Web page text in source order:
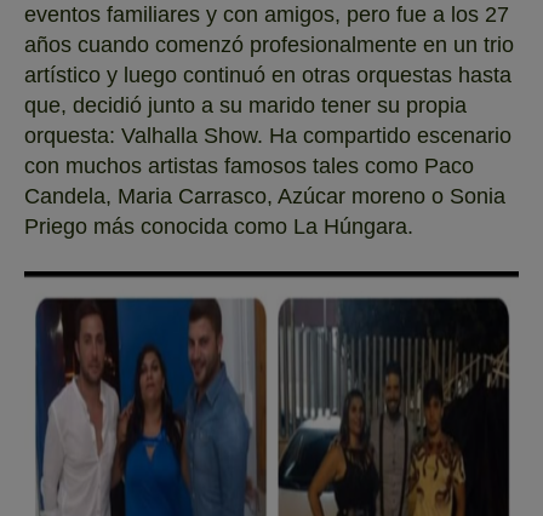
eventos familiares y con amigos, pero fue a los 27
años cuando comenzó profesionalmente en un trio
artístico y luego continuó en otras orquestas hasta
que, decidió junto a su marido tener su propia
orquesta: Valhalla Show. Ha compartido escenario
con muchos artistas famosos tales como Paco
Candela, Maria Carrasco, Azúcar moreno o Sonia
Priego más conocida como La Húngara.